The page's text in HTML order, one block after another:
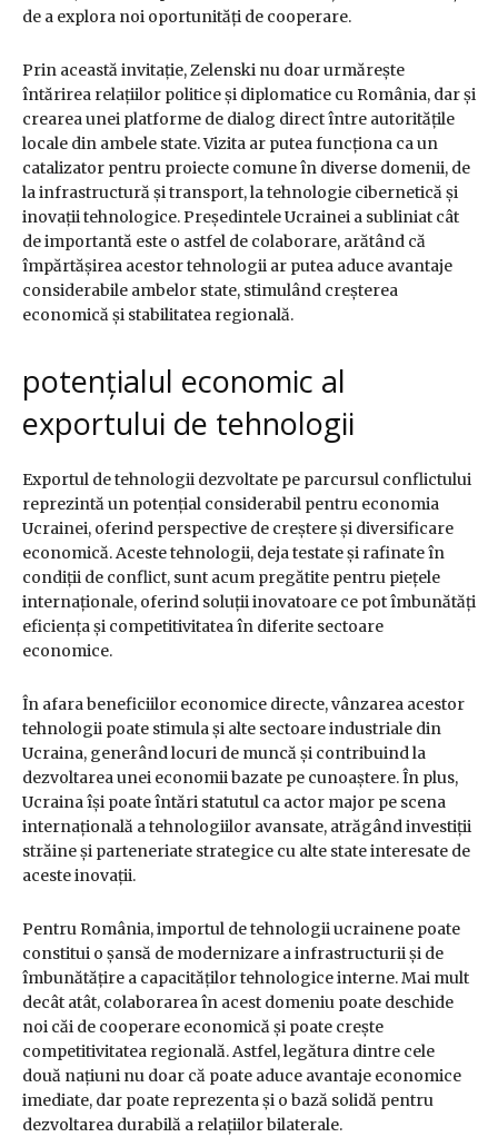
de a explora noi oportunități de cooperare.
Prin această invitație, Zelenski nu doar urmărește
întărirea relațiilor politice și diplomatice cu România, dar și
crearea unei platforme de dialog direct între autoritățile
locale din ambele state. Vizita ar putea funcționa ca un
catalizator pentru proiecte comune în diverse domenii, de
la infrastructură și transport, la tehnologie cibernetică și
inovații tehnologice. Președintele Ucrainei a subliniat cât
de importantă este o astfel de colaborare, arătând că
împărtășirea acestor tehnologii ar putea aduce avantaje
considerabile ambelor state, stimulând creșterea
economică și stabilitatea regională.
potențialul economic al
exportului de tehnologii
Exportul de tehnologii dezvoltate pe parcursul conflictului
reprezintă un potențial considerabil pentru economia
Ucrainei, oferind perspective de creștere și diversificare
economică. Aceste tehnologii, deja testate și rafinate în
condiții de conflict, sunt acum pregătite pentru piețele
internaționale, oferind soluții inovatoare ce pot îmbunătăți
eficiența și competitivitatea în diferite sectoare
economice.
În afara beneficiilor economice directe, vânzarea acestor
tehnologii poate stimula și alte sectoare industriale din
Ucraina, generând locuri de muncă și contribuind la
dezvoltarea unei economii bazate pe cunoaștere. În plus,
Ucraina își poate întări statutul ca actor major pe scena
internațională a tehnologiilor avansate, atrăgând investiții
străine și parteneriate strategice cu alte state interesate de
aceste inovații.
Pentru România, importul de tehnologii ucrainene poate
constitui o șansă de modernizare a infrastructurii și de
îmbunătățire a capacităților tehnologice interne. Mai mult
decât atât, colaborarea în acest domeniu poate deschide
noi căi de cooperare economică și poate crește
competitivitatea regională. Astfel, legătura dintre cele
două națiuni nu doar că poate aduce avantaje economice
imediate, dar poate reprezenta și o bază solidă pentru
dezvoltarea durabilă a relațiilor bilaterale.